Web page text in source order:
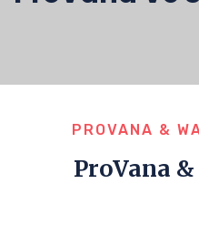
PROVANA &
ProVana